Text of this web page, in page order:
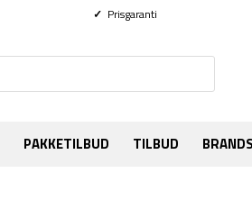
✓ Prisgaranti
PAKKETILBUD TILBUD BRANDS